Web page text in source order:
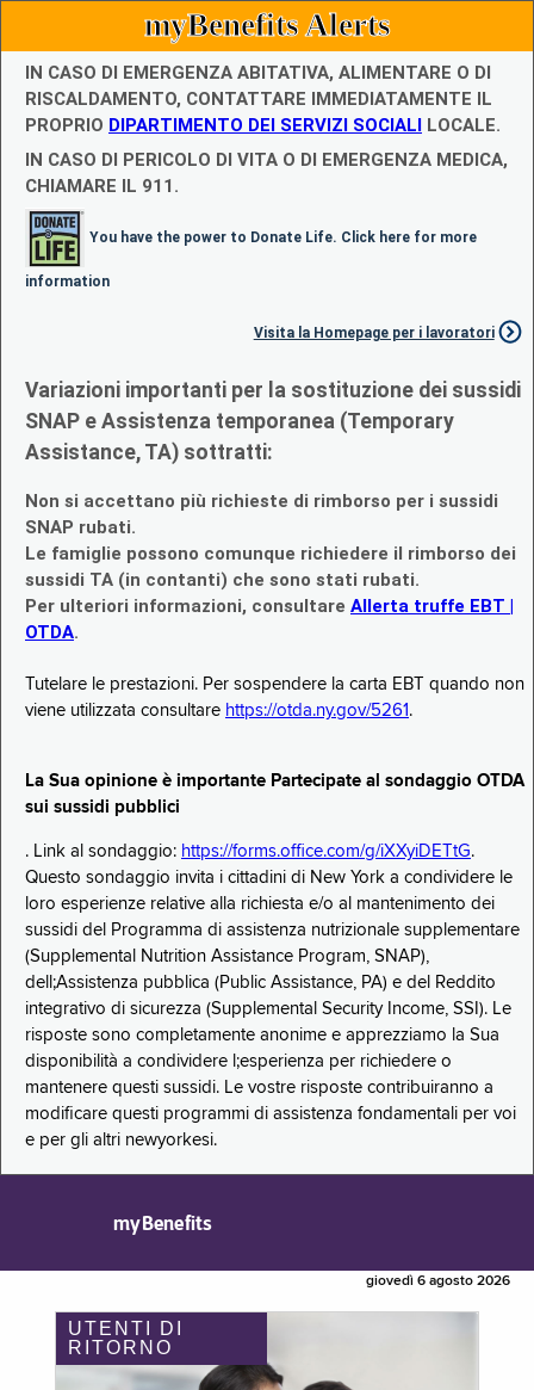
myBenefits Alerts
IN CASO DI EMERGENZA ABITATIVA, ALIMENTARE O DI
RISCALDAMENTO, CONTATTARE IMMEDIATAMENTE IL
PROPRIO DIPARTIMENTO DEI SERVIZI SOCIALI LOCALE.
IN CASO DI PERICOLO DI VITA O DI EMERGENZA MEDICA,
CHIAMARE IL 911.
You have the power to Donate Life. Click here for more
information
Visita la Homepage per i lavoratori
Variazioni importanti per la sostituzione dei sussidi
SNAP e Assistenza temporanea (Temporary
Assistance, TA) sottratti:
Non si accettano più richieste di rimborso per i sussidi
SNAP rubati.
Le famiglie possono comunque richiedere il rimborso dei
sussidi TA (in contanti) che sono stati rubati.
Per ulteriori informazioni, consultare Allerta truffe EBT |
OTDA.
Tutelare le prestazioni. Per sospendere la carta EBT quando non
viene utilizzata consultare https://otda.ny.gov/5261 .
La Sua opinione è importante Partecipate al sondaggio OTDA
sui sussidi pubblici
. Link al sondaggio: https://forms.office.com/g/iXXyiDETtG.
Questo sondaggio invita i cittadini di New York a condividere le
loro esperienze relative alla richiesta e/o al mantenimento dei
sussidi del Programma di assistenza nutrizionale supplementare
(Supplemental Nutrition Assistance Program, SNAP),
dell;Assistenza pubblica (Public Assistance, PA) e del Reddito
integrativo di sicurezza (Supplemental Security Income, SSI). Le
risposte sono completamente anonime e apprezziamo la Sua
disponibilità a condividere l;esperienza per richiedere o
mantenere questi sussidi. Le vostre risposte contribuiranno a
modificare questi programmi di assistenza fondamentali per voi
e per gli altri newyorkesi.
myBenefits
giovedì 6 agosto 2026
UTENTI DI
RITORNO